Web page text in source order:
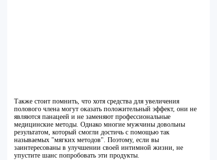
Также стоит помнить, что хотя средства для увеличения
полового члена могут оказать положительный эффект, они не
являются панацеей и не заменяют профессиональные
медицинские методы. Однако многие мужчины довольны
результатом, который смогли достичь с помощью так
называемых "мягких методов". Поэтому, если вы
заинтересованы в улучшении своей интимной жизни, не
упустите шанс попробовать эти продукты.